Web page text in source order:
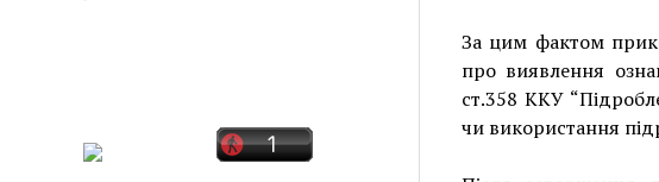
За цим фактом
про виявлення
ст.358 ККУ
чи використання